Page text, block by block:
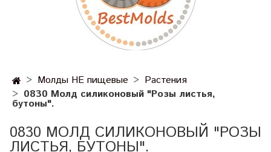
Молды НЕ пищевые
Растения
0830 Молд силиконовый "Розы листья,
бутоны".
0830 МОЛД СИЛИКОНОВЫЙ "РОЗЫ
ЛИСТЬЯ, БУТОНЫ".